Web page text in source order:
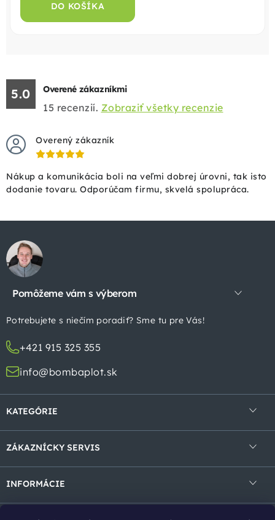
DO KOŠÍKA
5.0 Overené zákazníkmi
15 recenzií. Zobraziť všetky recenzie
Overený zákazník
Nákup a komunikácia boli na veľmi dobrej úrovni, tak isto
dodanie tovaru. Odporúčam firmu, skvelá spolupráca.
á
Pomôžeme vám s výberom
Potrebujete s niečím poradiť? Sme tu pre Vás!
+421 915 325 355
info@bombaplot.sk
KATEGÓRIE
Zvárané panely
Gabióny
ZÁKAZNÍCKY SERVIS
INFORMÁCIE
Kontakt